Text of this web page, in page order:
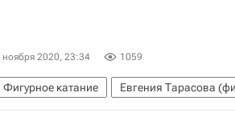
ноября 2020, 23:34 1059
Фигурное катание
Евгения Тарасова
Владимир Морозов (фигурное катание)